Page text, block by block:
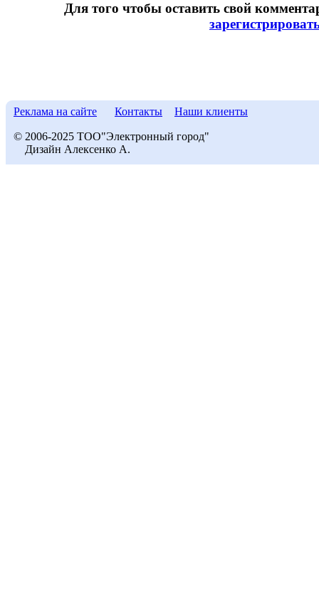
Для того чтобы оставить свой
Реклама на сайте Контакты Наши клиенты
© 2006-2025 ТОО"Электронный город"
Дизайн Алексенко А.